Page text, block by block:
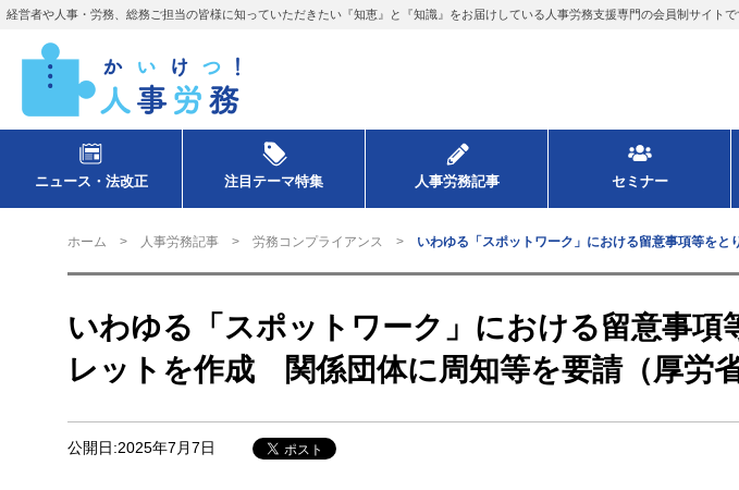
経営者や人事・労務、総務ご担当の皆様に知っていただきたい『知恵』と『知識』をお届けしている人事労務支援専門の会員制サイトで
ニュース・法改正 注目テーマ特集 人事労務記事 セミナー
ホーム 人事労務記事 労務コンプライアンス いわゆる「スポットワーク」における留意事項等を
いわゆる「スポットワーク」における留意事項
レットを作成 関係団体に周知等を要請（厚労省
公開日:2025年7月7日